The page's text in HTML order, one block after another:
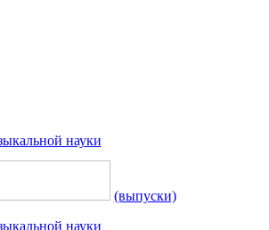
(выпуски)